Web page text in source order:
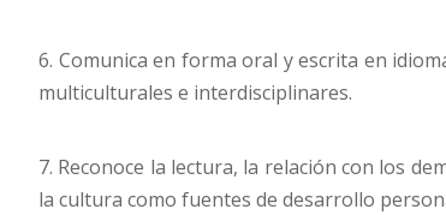
6. Comunica en forma oral y escrita en
multiculturales e interdisciplinares.
7. Reconoce la lectura, la relación con los
la cultura como fuentes de desarrollo